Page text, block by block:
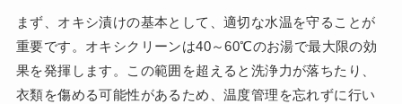
まず、オキシ漬けの基本として、適切な水温を守ることが
重要です。オキシクリーンは40～60℃のお湯で最大限の効
果を発揮します。この範囲を超えると洗浄力が落ちたり、
衣類を傷める可能性があるため、温度管理を忘れずに行い